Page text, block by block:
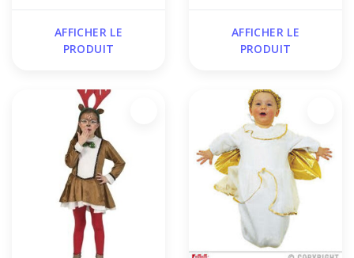
AFFICHER LE
PRODUIT
AFFICHER LE
PRODUIT